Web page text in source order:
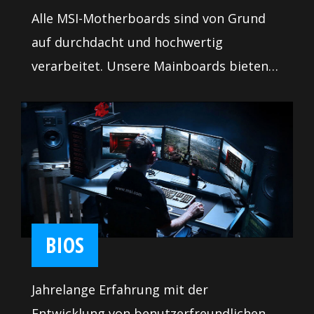
Alle MSI-Motherboards sind von Grund
auf durchdacht und hochwertig
verarbeitet. Unsere Mainboards bieten
Header-Sperrzonen, gut positionierte
SATA- & USB- Anschlüsse und unsere MSI
DDR4-Boost-Technologie, für eine
optimale Nutzung des Arbeitsspeichers.
Dadurch kann jedes System seine
optimale Leistung entfalten.
BIOS
Jahrelange Erfahrung mit der